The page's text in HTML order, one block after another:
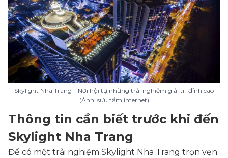
Skylight Nha Trang – Nơi hội tụ những trải nghiệm giải trí đỉnh cao
(Ảnh: sưu tầm internet)
Thông tin cần biết trước khi đến
Skylight Nha Trang
Để có một trải nghiệm Skylight Nha Trang trọn vẹn